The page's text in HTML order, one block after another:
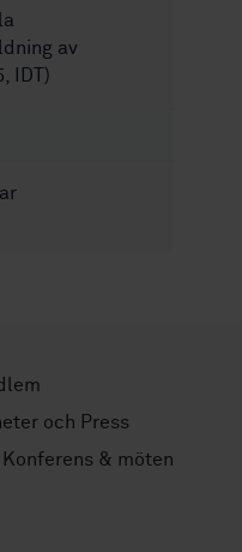
av
IDT)
och Press
Konferens & möten